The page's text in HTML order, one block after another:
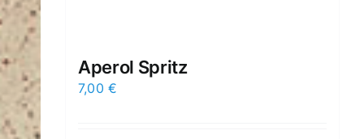
Aperol Spritz
7,00€